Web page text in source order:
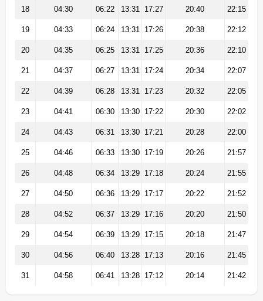
18 04:30 06:22 13:31 17:27 20:40 22:15
19 04:33 06:24 13:31 17:26 20:38 22:12
20 04:35 06:25 13:31 17:25 20:36 22:10
21 04:37 06:27 13:31 17:24 20:34 22:07
22 04:39 06:28 13:31 17:23 20:32 22:05
23 04:41 06:30 13:30 17:22 20:30 22:02
24 04:43 06:31 13:30 17:21 20:28 22:00
25 04:46 06:33 13:30 17:19 20:26 21:57
26 04:48 06:34 13:29 17:18 20:24 21:55
27 04:50 06:36 13:29 17:17 20:22 21:52
28 04:52 06:37 13:29 17:16 20:20 21:50
29 04:54 06:39 13:29 17:15 20:18 21:47
30 04:56 06:40 13:28 17:13 20:16 21:45
31 04:58 06:41 13:28 17:12 20:14 21:42